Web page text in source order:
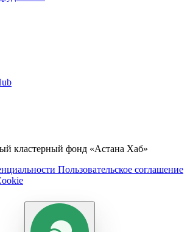
кластерный фонд «Астана Хаб»
Пользовательское соглашение